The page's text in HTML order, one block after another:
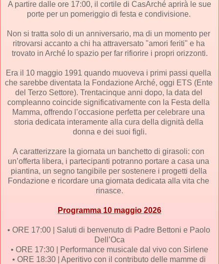
porte per un pomeriggio di festa e condivisione.
Non si tratta solo di un anniversario, ma di un momento per
ritrovarsi accanto a chi ha attraversato "amori feriti" e ha
trovato in Arché lo spazio per far rifiorire i propri orizzonti.
Era il 10 maggio 1991 quando muoveva i primi passi quella
che sarebbe diventata la Fondazione Arché, oggi ETS (Ente
del Terzo Settore). Trentacinque anni dopo, la data del
compleanno coincide significativamente con la Festa della
Mamma, offrendo l’occasione perfetta per celebrare una
storia dedicata interamente alla cura della dignità della
donna e dei suoi figli.
A caratterizzare la giornata un banchetto di girasoli: con
un’offerta libera, i partecipanti potranno portare a casa una
piantina, un segno tangibile per sostenere i progetti della
Fondazione e ricordare una giornata dedicata alla vita che
rinasce.
Programma 10 maggio 2026
• ORE 17:00 | Saluti di benvenuto di Padre Bettoni e Paolo
Dell’Oca
• ORE 17:30 | Performance musicale dal vivo con Sirlene
• ORE 18:30 | Aperitivo con il contributo delle mamme di